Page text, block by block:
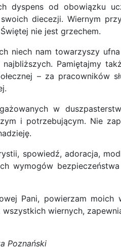
dyspens od obowiązku
diecezji. Wiernym
nie jest grzechem.
niech nam towarzyszy
Pamiętajmy
– za pracowników
w
i potrzebującym. Nie
spowiedź, adoracja,
wymogów
Pani, powierzam
wiernych,
Poznański